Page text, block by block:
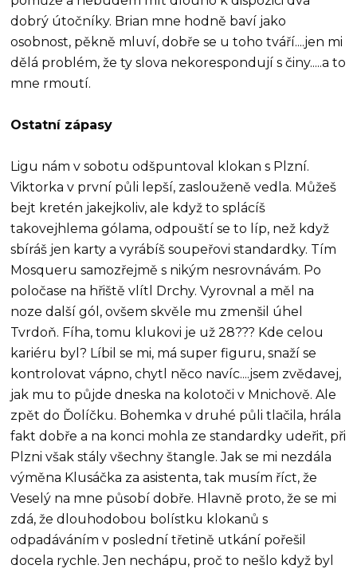
dobrý útočníky. Brian mne hodně baví jako
osobnost, pěkně mluví, dobře se u toho tváří....jen mi
dělá problém, že ty slova nekorespondují s činy.....a to
mne rmoutí.
Ostatní zápasy
Ligu nám v sobotu odšpuntoval klokan s Plzní.
Viktorka v první půli lepší, zaslouženě vedla. Můžeš
bejt kretén jakejkoliv, ale když to splácíš
takovejhlema gólama, odpouští se to líp, než když
sbíráš jen karty a vyrábíš soupeřovi standardky. Tím
Mosqueru samozřejmě s nikým nesrovnávám. Po
poločase na hřiště vlítl Drchy. Vyrovnal a měl na
noze další gól, ovšem skvěle mu zmenšil úhel
Tvrdoň. Fíha, tomu klukovi je už 28??? Kde celou
kariéru byl? Líbil se mi, má super figuru, snaží se
kontrolovat vápno, chytl něco navíc....jsem zvědavej,
jak mu to půjde dneska na kolotoči v Mnichově. Ale
zpět do Ďolíčku. Bohemka v druhé půli tlačila, hrála
fakt dobře a na konci mohla ze standardky udeřit, při
Plzni však stály všechny štangle. Jak se mi nezdála
výměna Klusáčka za asistenta, tak musím říct, že
Veselý na mne působí dobře. Hlavně proto, že se mi
zdá, že dlouhodobou bolístku klokanů s
odpadáváním v poslední třetině utkání pořešil
docela rychle. Jen nechápu, proč to nešlo když byl